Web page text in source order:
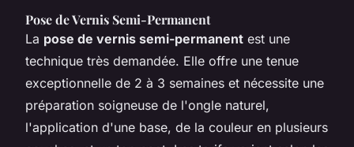
Pose de Vernis Semi-Permanent
La pose de vernis semi-permanent est une
technique très demandée. Elle offre une tenue
exceptionnelle de 2 à 3 semaines et nécessite une
préparation soigneuse de l'ongle naturel,
l'application d'une base, de la couleur en plusieurs